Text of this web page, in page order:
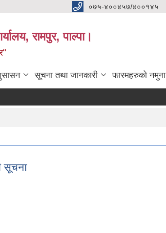
०७५-४००४५७/४००१४५
रामपुर, पाल्पा।
सूचना तथा जानकारी फारमहरुको नमुना
सूचना